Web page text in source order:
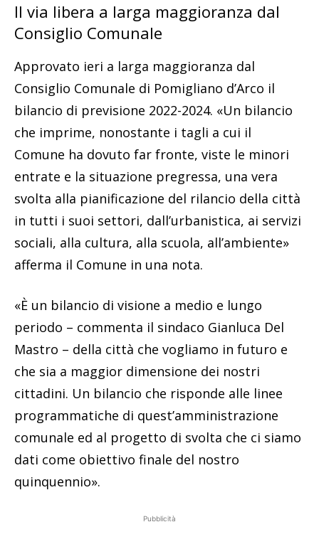
Il via libera a larga maggioranza dal
Consiglio Comunale
Approvato ieri a larga maggioranza dal
Consiglio Comunale di Pomigliano d’Arco il
bilancio di previsione 2022-2024. «Un bilancio
che imprime, nonostante i tagli a cui il
Comune ha dovuto far fronte, viste le minori
entrate e la situazione pregressa, una vera
svolta alla pianificazione del rilancio della città
in tutti i suoi settori, dall’urbanistica, ai servizi
sociali, alla cultura, alla scuola, all’ambiente»
afferma il Comune in una nota.
«È un bilancio di visione a medio e lungo
periodo – commenta il sindaco Gianluca Del
Mastro – della città che vogliamo in futuro e
che sia a maggior dimensione dei nostri
cittadini. Un bilancio che risponde alle linee
programmatiche di quest’amministrazione
comunale ed al progetto di svolta che ci siamo
dati come obiettivo finale del nostro
quinquennio».
Pubblicità